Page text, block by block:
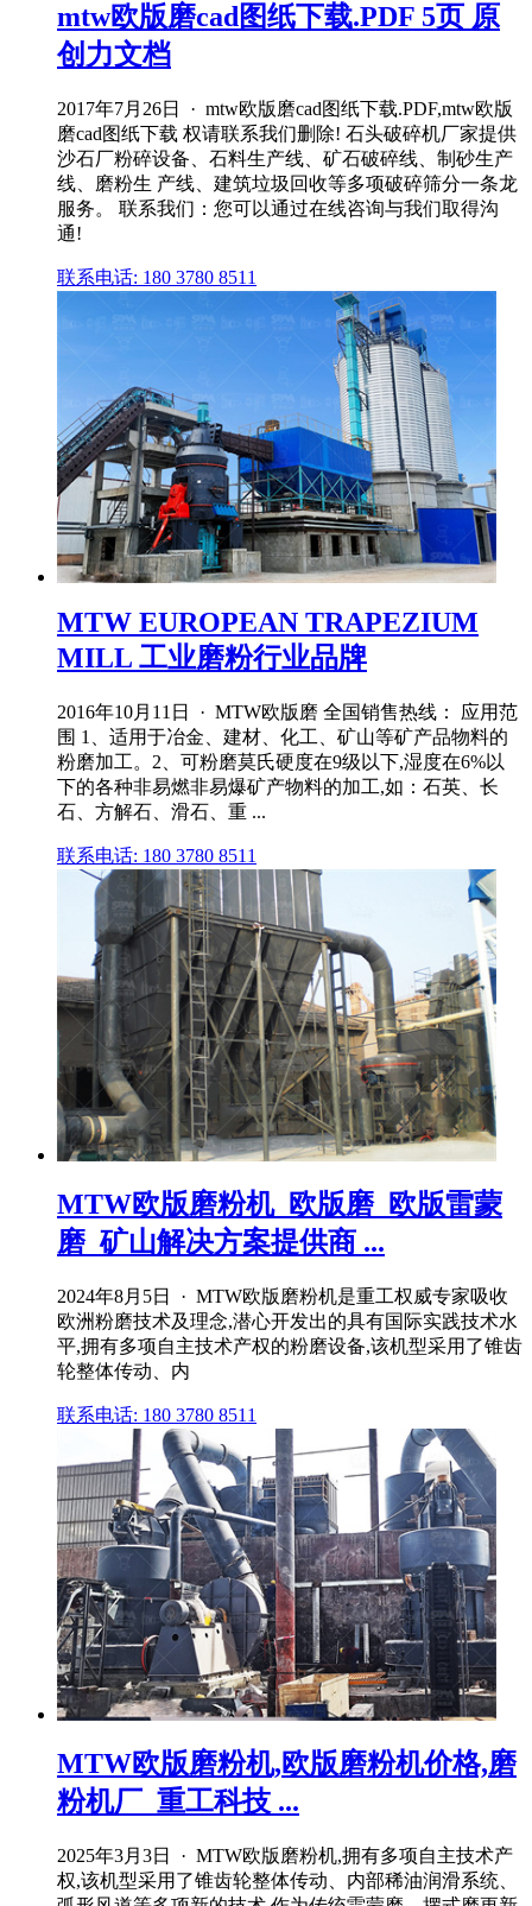
mtw欧版磨cad图纸下载.PDF 5页 原
创力文档
2017年7月26日 · mtw欧版磨cad图纸下载.PDF,mtw欧版
磨cad图纸下载 权请联系我们删除! 石头破碎机厂家提供
沙石厂粉碎设备、石料生产线、矿石破碎线、制砂生产
线、磨粉生 产线、建筑垃圾回收等多项破碎筛分一条龙
服务。 联系我们：您可以通过在线咨询与我们取得沟
通!
联系电话: 180 3780 8511
MTW EUROPEAN TRAPEZIUM
MILL 工业磨粉行业品牌
2016年10月11日 · MTW欧版磨 全国销售热线： 应用范
围 1、适用于冶金、建材、化工、矿山等矿产品物料的
粉磨加工。2、可粉磨莫氏硬度在9级以下,湿度在6%以
下的各种非易燃非易爆矿产物料的加工,如：石英、长
石、方解石、滑石、重 ...
联系电话: 180 3780 8511
MTW欧版磨粉机_欧版磨_欧版雷蒙
磨_矿山解决方案提供商 ...
2024年8月5日 · MTW欧版磨粉机是重工权威专家吸收
欧洲粉磨技术及理念,潜心开发出的具有国际实践技术水
平,拥有多项自主技术产权的粉磨设备,该机型采用了锥齿
轮整体传动、内
联系电话: 180 3780 8511
MTW欧版磨粉机,欧版磨粉机价格,磨
粉机厂_重工科技 ...
2025年3月3日 · MTW欧版磨粉机,拥有多项自主技术产
权,该机型采用了锥齿轮整体传动、内部稀油润滑系统、